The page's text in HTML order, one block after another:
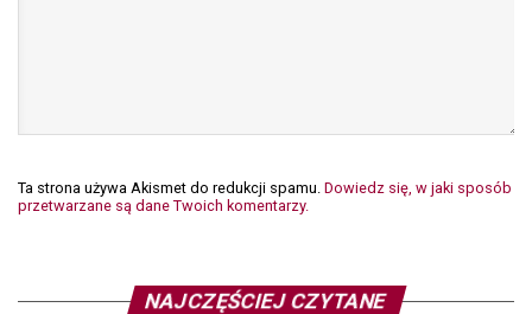
Ta strona używa Akismet do redukcji spamu. Dowiedz się, w jaki sposób
przetwarzane są dane Twoich komentarzy.
NAJCZĘŚCIEJ CZYTANE